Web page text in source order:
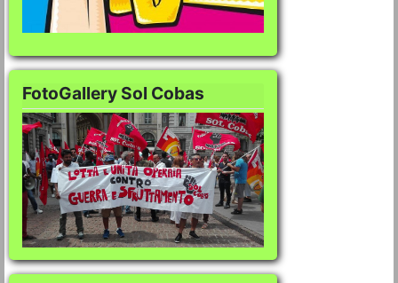
FotoGallery Sol Cobas
FotoGallery Sol